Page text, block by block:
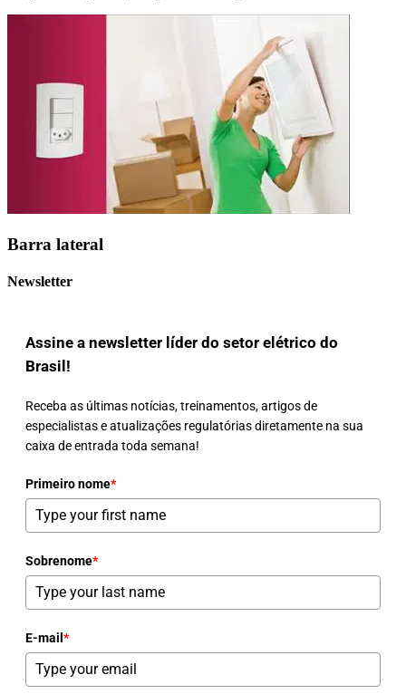
Barra lateral
Newsletter
Assine a newsletter líder do setor elétrico do
Brasil!
Receba as últimas notícias, treinamentos, artigos de
especialistas e atualizações regulatórias diretamente na sua
caixa de entrada toda semana!
Primeiro nome*
Sobrenome*
E-mail *